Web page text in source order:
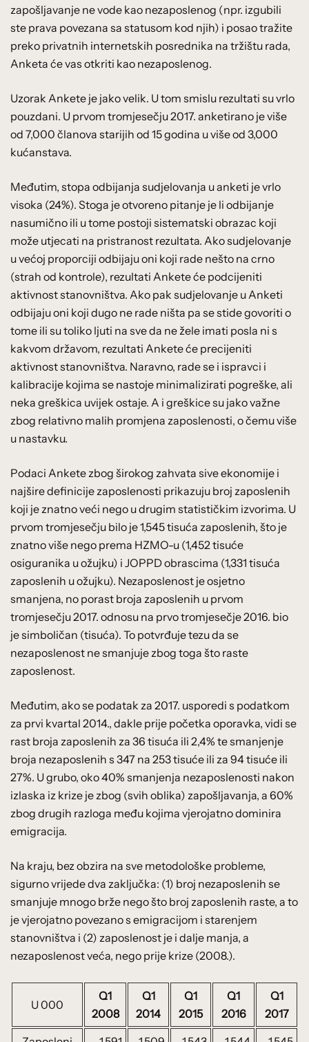
zapošljavanje ne vode kao nezaposlenog (npr. izgubili
ste prava povezana sa statusom kod njih) i posao tražite
preko privatnih internetskih posrednika na tržištu rada,
Anketa će vas otkriti kao nezaposlenog.
Uzorak Ankete je jako velik. U tom smislu rezultati su vrlo
pouzdani. U prvom tromjesečju 2017. anketirano je više
od 7,000 članova starijih od 15 godina u više od 3,000
kućanstava.
Međutim, stopa odbijanja sudjelovanja u anketi je vrlo
visoka (24%). Stoga je otvoreno pitanje je li odbijanje
nasumično ili u tome postoji sistematski obrazac koji
može utjecati na pristranost rezultata. Ako sudjelovanje
u većoj proporciji odbijaju oni koji rade nešto na crno
(strah od kontrole), rezultati Ankete će podcijeniti
aktivnost stanovništva. Ako pak sudjelovanje u Anketi
odbijaju oni koji dugo ne rade ništa pa se stide govoriti o
tome ili su toliko ljuti na sve da ne žele imati posla ni s
kakvom državom, rezultati Ankete će precijeniti
aktivnost stanovništva. Naravno, rade se i ispravci i
kalibracije kojima se nastoje minimalizirati pogreške, ali
neka greškica uvijek ostaje. A i greškice su jako važne
zbog relativno malih promjena zaposlenosti, o čemu više
u nastavku.
Podaci Ankete zbog širokog zahvata sive ekonomije i
najšire definicije zaposlenosti prikazuju broj zaposlenih
koji je znatno veći nego u drugim statističkim izvorima. U
prvom tromjesečju bilo je 1,545 tisuća zaposlenih, što je
znatno više nego prema HZMO-u (1,452 tisuće
osiguranika u ožujku) i JOPPD obrascima (1,331 tisuća
zaposlenih u ožujku). Nezaposlenost je osjetno
smanjena, no porast broja zaposlenih u prvom
tromjesečju 2017. odnosu na prvo tromjesečje 2016. bio
je simboličan (tisuća). To potvrđuje tezu da se
nezaposlenost ne smanjuje zbog toga što raste
zaposlenost.
Međutim, ako se podatak za 2017. usporedi s podatkom
za prvi kvartal 2014., dakle prije početka oporavka, vidi se
rast broja zaposlenih za 36 tisuća ili 2,4% te smanjenje
broja nezaposlenih s 347 na 253 tisuće ili za 94 tisuće ili
27%. U grubo, oko 40% smanjenja nezaposlenosti nakon
izlaska iz krize je zbog (svih oblika) zapošljavanja, a 60%
zbog drugih razloga među kojima vjerojatno dominira
emigracija.
Na kraju, bez obzira na sve metodološke probleme,
sigurno vrijede dva zaključka: (1) broj nezaposlenih se
smanjuje mnogo brže nego što broj zaposlenih raste, a to
je vjerojatno povezano s emigracijom i starenjem
stanovništva i (2) zaposlenost je i dalje manja, a
nezaposlenost veća, nego prije krize (2008.).
U 000
Q1
2008
Q1
2014
Q1
2015
Q1
2016
Q1
2017